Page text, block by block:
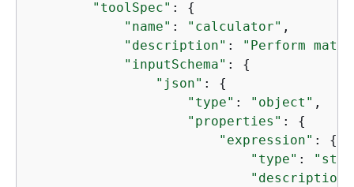
"toolSpec" : {
"name" : "calculator" ,
"description" :
"Perform
"inputSchema" : {
"json" : {
"type" : "object" ,
"properties" : {
"expression" : {
"type" :
"description"